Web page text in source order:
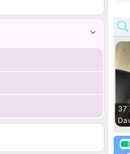
37